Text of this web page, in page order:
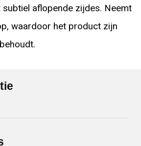
aflopende zijdes. Neemt
waardoor het product zijn